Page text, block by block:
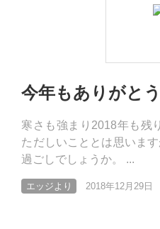
今年もありがと
寒さも強まり2018年も残
ただしいこととは思いま
過ごしでしょうか。 ...
エッジより 2018年12月29日